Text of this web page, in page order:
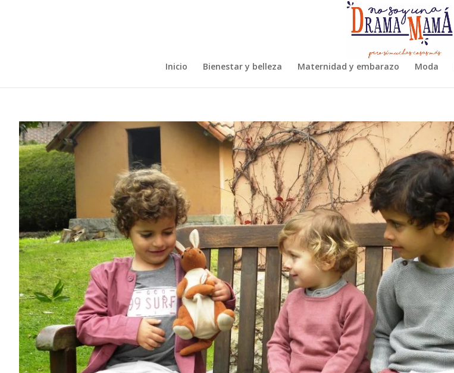
Inicio Bienestar y belleza Maternidad y embarazo Moda